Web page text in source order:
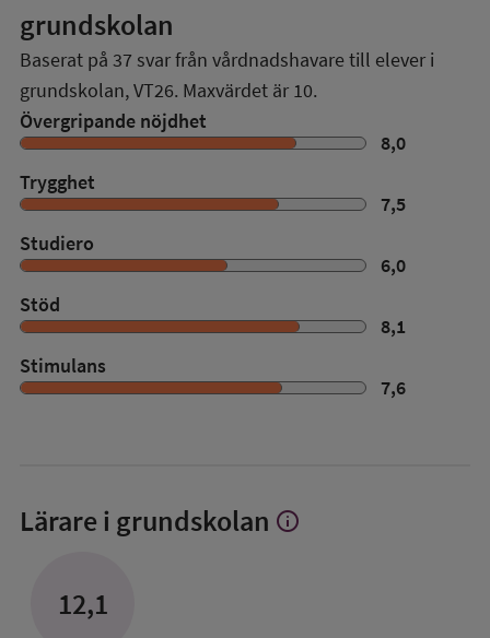
grundskolan
Baserat på 37 svar från vårdnadshavare till elever i
grundskolan,VT26. Maxvärdet är 10.
Övergripande nöjdhet
8,0
Trygghet
7,5
Studiero
6,0
Stöd
8,1
Stimulans
7,6
Lärare i grundskolan Visa
info
12,1